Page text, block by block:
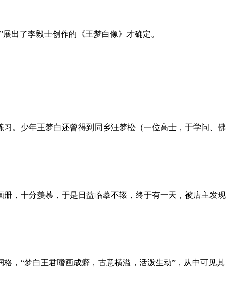
出了李毅士创作的《王梦白像》才确定。
。少年王梦白还曾得到同乡汪梦松（一位高士，于学问、佛
，十分羡慕，于是日益临摹不辍，终于有一天，被店主发现
，“梦白王君嗜画成癖，古意横溢，活泼生动”，从中可见其